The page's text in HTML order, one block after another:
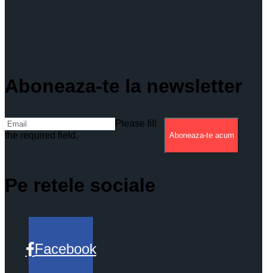
Aboneaza-te la newsletter
Please fill
the required field.
Aboneaza-te acum
Pe retele sociale
Facebook